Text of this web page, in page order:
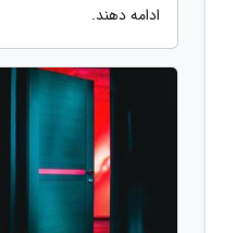
ادامه دهند.